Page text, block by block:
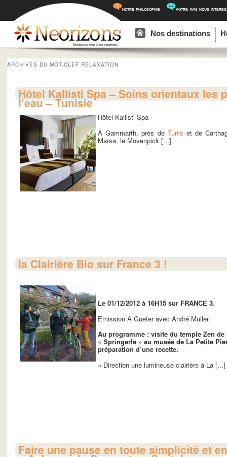
notre philosophie votre avis nous
Aller au contenu principal
Aller au contenu secondaire
Nos destinations
ARCHIVES DU MOT-CLEF RELAXATION
Hôtel Kallisti Spa – Soins orientaux les
l’eau – Tunisie
Hôtel Kallisti Spa
À Gammarth, près de Tuniset de
Marsa, le Mövenpick [...]
la Clairière Bio sur France 3 !
Le 01/12/2012 à 16H15 sur FRANCE 3.
Emission A Gueter avec André Müller.
Au programme : visite du temple Zen
« Springerle » au musée de La Petite
préparation d’une recette.
« Direction une lumineuse clairière à La [...]
Faire une pause en toute simplicité et